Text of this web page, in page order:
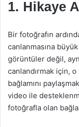
1. Hikaye
Bir fotoğrafın
canlanmasına
görüntüler değil,
canlandırmak için, o
bağlamını
video ile
fotoğrafla olan